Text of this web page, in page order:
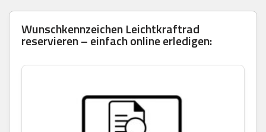
Wunschkennzeichen Leichtkraftrad
reservieren – einfach online erledigen: